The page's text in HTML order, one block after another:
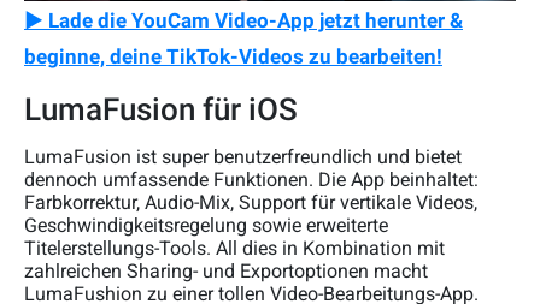
▶ Lade die YouCam Video-App jetzt herunter &
beginne, deine TikTok-Videos zu bearbeiten!
LumaFusion für iOS
LumaFusion ist super benutzerfreundlich und bietet
dennoch umfassende Funktionen. Die App beinhaltet:
Farbkorrektur, Audio-Mix, Support für vertikale Videos,
Geschwindigkeitsregelung sowie erweiterte
Titelerstellungs-Tools. All dies in Kombination mit
zahlreichen Sharing- und Exportoptionen macht
LumaFushion zu einer tollen Video-Bearbeitungs-App.